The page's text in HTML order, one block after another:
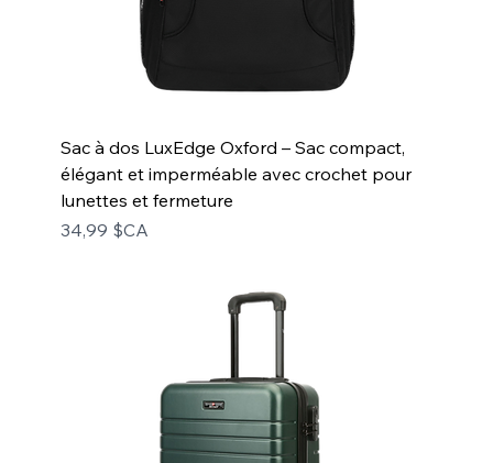
Sac à dos LuxEdge Oxford – Sac compact,
élégant et imperméable avec crochet pour
lunettes et fermeture
Prix
34,99 $CA